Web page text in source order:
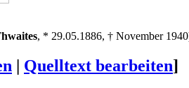
, * 29.05.1886, † November
| Quelltext bearbeiten]